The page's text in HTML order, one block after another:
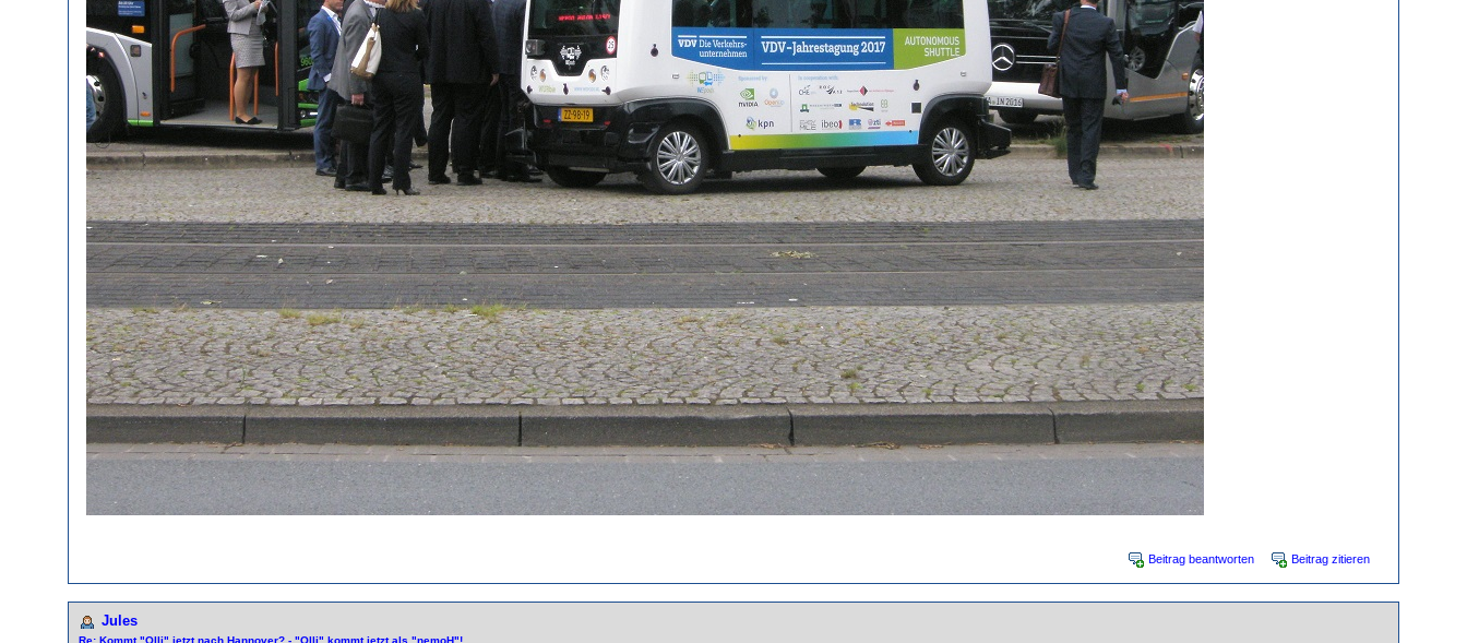
Beitrag beantworten Beitrag zitieren
Jules
Re: Kommt "Olli" jetzt nach Hannover? - "Olli" kommt jetzt als "nemoH"!